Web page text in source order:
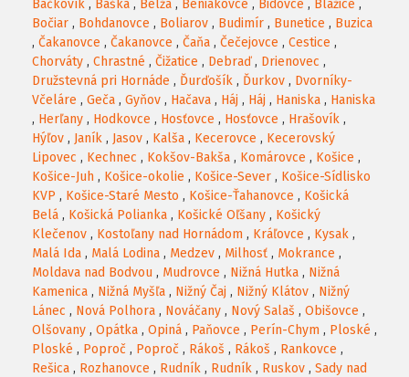
Bačkovík , Baška , Belža , Beniakovce , Bidovce , Blažice ,
Bočiar , Bohdanovce , Boliarov , Budimír , Bunetice , Buzica
, Čakanovce , Čakanovce , Čaňa , Čečejovce , Cestice ,
Chorváty , Chrastné , Čižatice , Debraď, Drienovec ,
Družstevná pri Hornáde , Ďurďošík , Ďurkov , Dvorníky-
Včeláre , Geča , Gyňov , Hačava , Háj , Háj , Haniska , Haniska
, Herľany , Hodkovce , Hosťovce , Hosťovce , Hrašovík ,
Hýľov , Janík , Jasov , Kalša , Kecerovce , Kecerovský
Lipovec , Kechnec , Kokšov-Bakša , Komárovce , Košice ,
Košice-Juh , Košice-okolie , Košice-Sever , Košice-Sídlisko
KVP , Košice-Staré Mesto , Košice-Ťahanovce , Košická
Belá , Košická Polianka , Košické Oľšany , Košický
Klečenov , Kostoľany nad Hornádom , Kráľovce , Kysak ,
Malá Ida , Malá Lodina , Medzev , Milhosť , Mokrance ,
Moldava nad Bodvou , Mudrovce , Nižná Hutka , Nižná
Kamenica , Nižná Myšľa , Nižný Čaj , Nižný Klátov , Nižný
Lánec , Nová Polhora , Nováčany , Nový Salaš , Obišovce ,
Olšovany , Opátka , Opiná , Paňovce , Perín-Chym , Ploské ,
Ploské , Poproč , Poproč , Rákoš , Rákoš , Rankovce ,
Rešica , Rozhanovce , Rudník , Rudník , Ruskov , Sady nad